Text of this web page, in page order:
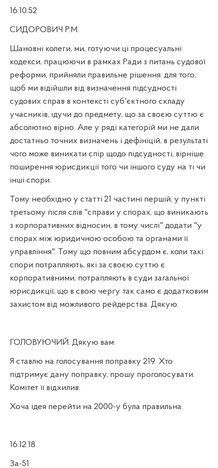
16:10:52
СИДОРОВИЧ Р.М.
Шановні колеги, ми, готуючи ці процесуальні
кодекси, працюючи в рамках Ради з питань судової
реформи, прийняли правильне рішення: для того,
щоб ми відійшли від визначення підсудності
судових справ в контексті суб'єктного складу
учасників, ідучи до предмету, що за своєю суттю є
абсолютно вірно. Але у ряді категорій ми не дали
достатньо точних визначень і дефініцій, в результаті
чого може виникати спір щодо підсудності, вірніше
поширення юрисдикції того чи іншого суду на ті чи
інші спори.
Тому необхідно у статті 21 частині першій, у пункті
третьому після слів "справи у спорах, що виникають
з корпоративних відносин, в тому числі" додати "у
спорах між юридичною особою та органами її
управління". Тому що повним абсурдом є, коли такі
спори потрапляють, які за своєю суттю є
корпоративними, потрапляють в суди загальної
юрисдикції, що в свою чергу так само є додатковим
захистом від можливого рейдерства. Дякую.
ГОЛОВУЮЧИЙ. Дякую вам.
Я ставлю на голосування поправку 219. Хто
підтримує дану поправку, прошу проголосувати.
Комітет її відхилив.
Хоча ідея перейти на 2000-у була правильна.
16:12:18
За-51